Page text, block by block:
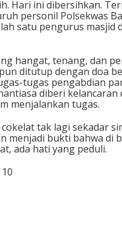
Hari ini dibersihkan.
personil Polsekwas
satu pengurus masjid
hangat, tenang, dan
ditutup dengan doa
tugas pengabdian
diberi kelancaran
menjalankan tugas.
tak lagi sekadar
menjadi bukti bahwa di
ada hati yang peduli.